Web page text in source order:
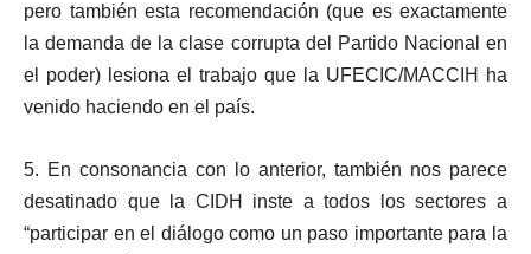
pero también esta recomendación (que es exactamente
la demanda de la clase corrupta del Partido Nacional en
el poder) lesiona el trabajo que la UFECIC/MACCIH ha
venido haciendo en el país.
5. En consonancia con lo anterior, también nos parece
desatinado que la CIDH inste a todos los sectores a
“participar en el diálogo como un paso importante para la